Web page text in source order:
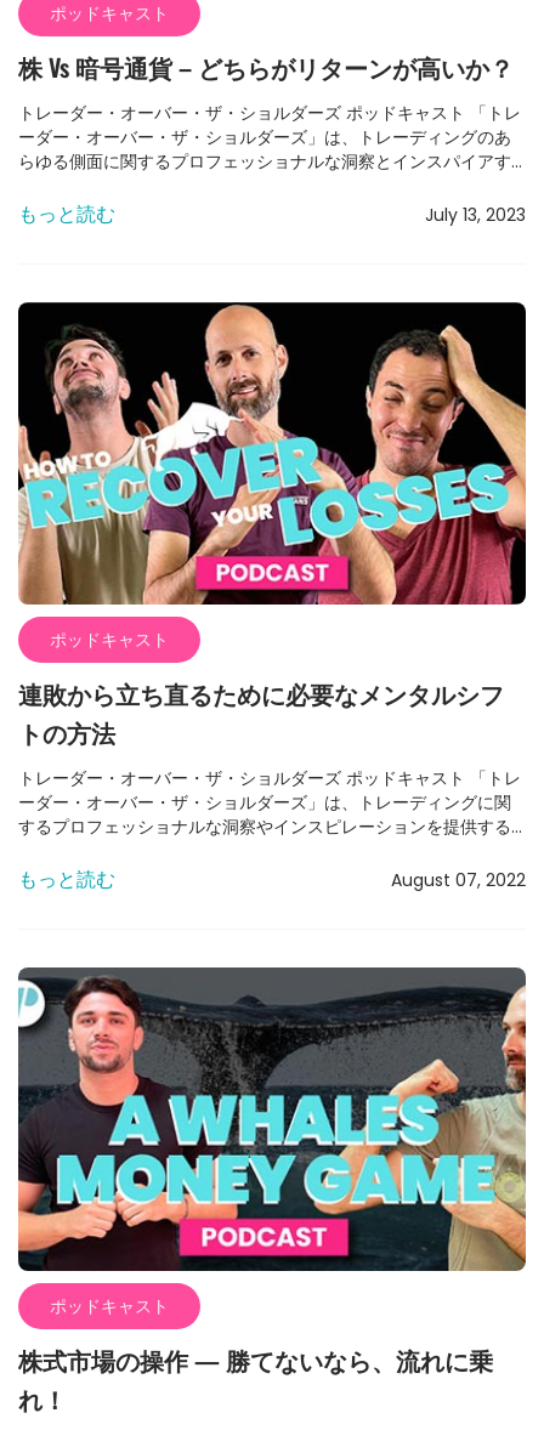
ポッドキャスト
株 Vs 暗号通貨 – どちらがリターンが高いか？
トレーダー・オーバー・ザ・ショルダーズ ポッドキャスト 「トレ
ーダー・オーバー・ザ・ショルダーズ」は、トレーディングのあ
らゆる側面に関するプロフェッショナルな洞察とインスパイアす
と暗号通貨の戦いについて議論し、どちらがより高い利益をもた
いリターンを得られるか？ 株式 vs. 暗号通貨 – 何を取引すべきか
まず第一に、何を取引するかは重要ではありません。外国為替
（Forex）、先物（Futures）、何でも、最も重要なのは米国市場
です。これは全ての市場の中で王様です。株式を取引しない、シ
ェアを取引しないというのは私には信じられません。現在、株式
市場には非常に大きなボラティリティがあり、さまざまな株や企
業があります。多くのことができます。この企業の海の中で、あ
なたが欲しいものを見つけることができるのです。外国為替も素
晴らしいですが、ペアはたくさんあります。しかし、すべての外
国為替ペアを取引したいわけではないでしょう。しかし再度言い
ますが、市場のすべての株を取引したいわけでもありません。
「The5ers」のほとんどのトレーダーは、特定のニュースがあっ
たときに取引を行います。これは株式市場において非常に素晴ら
しい点でもあります。他の市場ではあまり見かけないことです。
なぜなら、毎日5つの株が大きなニュースを得るからです。ポジテ
ュースがあなたに届いたとき、もうその動きは終わっていると感
じませんか？ それは状況によります。まず、どのニュースのこと
を言っているのですか？アップグレード、例えば先日見たよう
な、ゴールドマン・サックスから他の銀行へのアップグレードの
ようなものです。それはプレマーケットでも市場中でも現れまし
た。 アップグレードとは何か説明してもらえますか？ 基本的に、
アップグレードとダウングレードがあります。これは機関が国や
企業に対して行うものです。たとえば、ゴールドマン・サックス
が「この企業の評価をホールドからバイにアップグレードする」
マン・サックスのような大手がそれを言うと、皆がその株を購入
するのです。 ビットコイン 私はビットコインを見ていて、今年の
初めから現在までで100％以上上昇していることに気づきました。
そして、考えたんです：6ヶ月でそんなリターンが得られる場所は
他にどこだろう？その後、Facebookを見ました。 Facebook、
Tesla、Nvidiaなどの多くのビッグテック株が、過去1年ほどで
100％上昇していました！ 私たちはMeta（旧Facebook）の株を
100から300まで見ました。それは100ドルの株です。ビットコイ
ンの場合、たとえば20,000ドルや30,000ドルを投資すれば、1つ
のビットコインが手に入ります。それが60,000ドルまで上昇すれ
ば、投資額が倍になります。それはそれでいいですが、100ドルの
株はビットコインよりも多く買え、300％の上昇はビットコインよ
りももっと多くのリターンをもたらします。 私は暗号通貨取引の
盛り上がりは理解できますが、もし取引をして、100株購入するオ
プションがあるなら、そちらに行ったほうが良いです。 米国市場
米国市場は現在全体的にかなり良い状況で、ボラティリティが非
常に上昇しています。市場がどこに向かっているかについて、あ
なたの考えはどうですか？ まず最初に、それがなぜ知りたいのか
によります。もし5年後や10年後を見越しているのであれば、それ
もっと読む July 13, 2023
ポッドキャスト
連敗から立ち直るために必要なメンタルシフ
トの方法
トレーダー・オーバー・ザ・ショルダーズ ポッドキャスト 「トレ
ーダー・オーバー・ザ・ショルダーズ」は、トレーディングに関
するプロフェッショナルな洞察やインスピレーションを提供する
タル状態についても取り上げています。 毎週、新しいエピソード
連敗を経験した際の心情や、立ち直るためにメンタルをどのよう
に変えるべきかについて語ります。 他のエピソードを見るには、
Spotifyチャンネルをご覧ください。 デイトレードの準備を万全に
整えたい方は、プレマーケットカテゴリもチェックしてみてくだ
もっと読む August 07, 2022
ポッドキャスト
株式市場の操作 — 勝てないなら、流れに乗
れ！